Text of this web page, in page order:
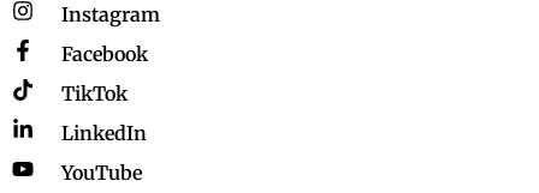
Instagram
Facebook
TikTok
LinkedIn
YouTube